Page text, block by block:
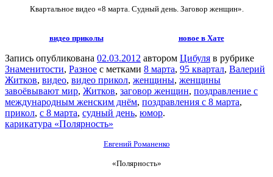
Квартальное видео «8 марта. Судный день. Заговор женщин».
видео приколы новое в Хате
Запись опубликована 02.03.2012 автором Цибуля в рубрике
Знаменитости, Разное с метками 8 марта, 95 квартал, Валерий
Житков, видео, видео прикол, женщины, женщины
завоёвывают мир, Житков, заговор женщин, поздравление с
международным женским днём, поздравления с 8 марта,
прикол, с 8 марта, судный день, юмор.
карикатура «Полярность»
Евгений Романенко
«Полярность»